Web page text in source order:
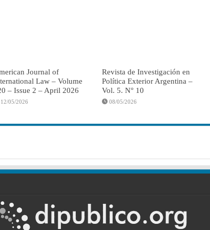
Journal of
Law – Volume
– Issue 2 – April 2026
12/05/2026
Revista de Investigación en
Política Exterior Argentina –
Vol. 5. N° 10
08/05/2026